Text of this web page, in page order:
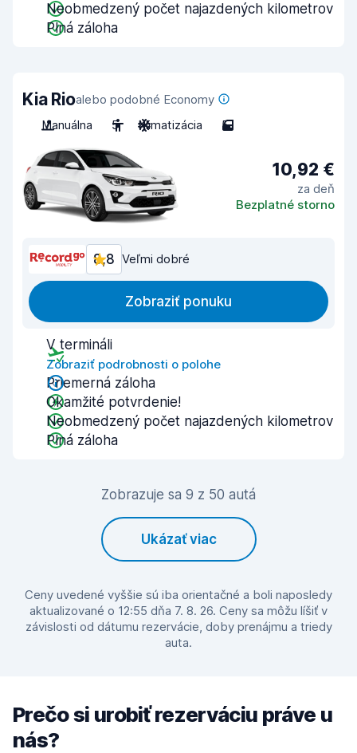
Neobmedzený počet najazdených kilometrov
Plná záloha
Kia Rioalebo podobné Economy
Manuálna
5 Klimatizácia 5
10,92 €
za deň
Bezplatné storno
8,8 Veľmi dobré
Zobraziť ponuku
V termináli
Zobraziť podrobnosti o polohe
Priemerná záloha
Okamžité potvrdenie!
Neobmedzený počet najazdených kilometrov
Plná záloha
Zobrazuje sa 9 z 50 autá
Ukázať viac
Ceny uvedené vyššie sú iba orientačné a boli naposledy
aktualizované o 12:55 dňa 7. 8. 26. Ceny sa môžu líšiť v
závislosti od dátumu rezervácie, doby prenájmu a triedy
auta.
Prečo si urobiť rezerváciu práve u
nás?